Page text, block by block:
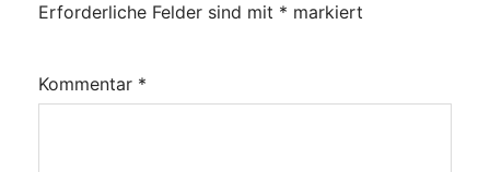
Erforderliche Felder sind mit * markiert
Kommentar *